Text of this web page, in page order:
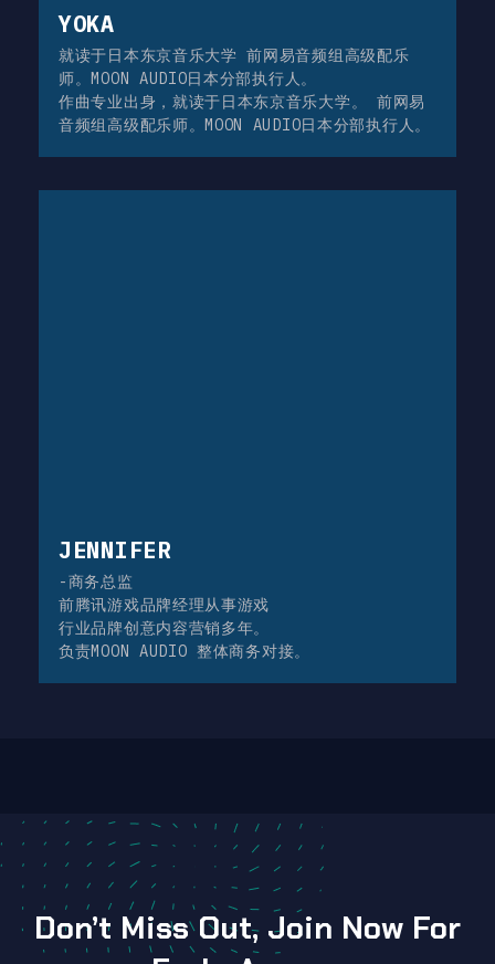
YOKA
就读于日本东京音乐大学 前网易音频组高级配乐
师。MOON AUDIO日本分部执行人。
作曲专业出身，就读于日本东京音乐大学。 前网易
音频组高级配乐师。MOON AUDIO日本分部执行人。
JENNIFER
-商务总监
前腾讯游戏品牌经理从事游戏
行业品牌创意内容营销多年。
负责MOON AUDIO 整体商务对接。
Don’t Miss Out, Join Now For